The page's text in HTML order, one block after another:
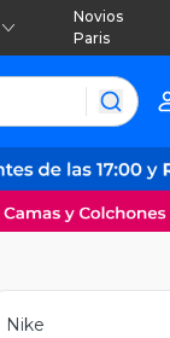
Novios
Paris
Nike